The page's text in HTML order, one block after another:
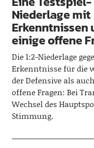
Niederlage mit
Erkenntnissen
einige offene
Die 1:2-Niederlage
Erkenntnisse für die
der Defensive als
offene Fragen: Bei
Wechsel des
Stimmung.